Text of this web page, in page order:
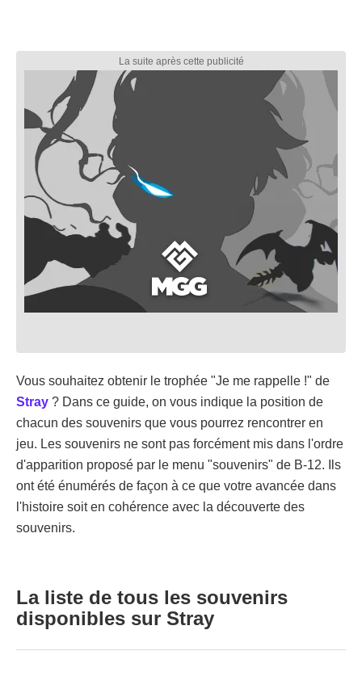
Vous souhaitez obtenir le trophée "Je me rappelle !" de
Stray ? Dans ce guide, on vous indique la position de
chacun des souvenirs que vous pourrez rencontrer en
jeu. Les souvenirs ne sont pas forcément mis dans l'ordre
d'apparition proposé par le menu "souvenirs" de B-12. Ils
ont été énumérés de façon à ce que votre avancée dans
l'histoire soit en cohérence avec la découverte des
souvenirs.
La liste de tous les souvenirs
disponibles sur Stray